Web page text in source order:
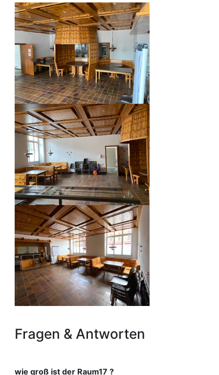
Fragen & Antworten
wie groß ist der Raum17 ?